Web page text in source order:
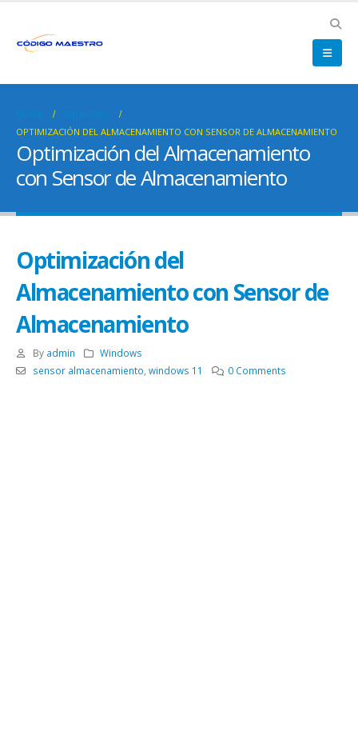
HOME
WINDOWS
OPTIMIZACIÓN DEL ALMACENAMIENTO CON SENSOR DE ALMACENAMIENTO
Optimización del Almacenamiento
con Sensor de Almacenamiento
Optimización del
Almacenamiento con Sensor de
Almacenamiento
By admin
Windows
sensor almacenamiento windows 11 0 Comments